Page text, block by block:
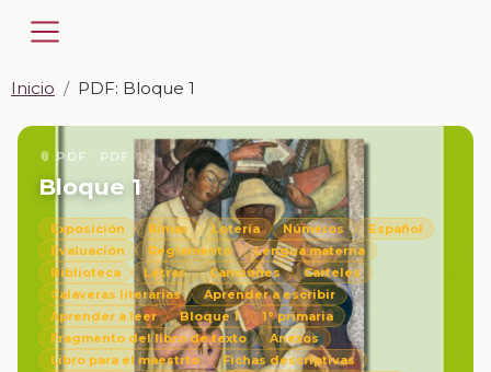
Inicio PDF: Bloque 1
📎 PDF · PDF
Bloque 1
Exposición Rimas Lotería Números
Español
Evaluación
Reglamento
Lengua materna
Biblioteca
Letras Canciones
Carteles
Calaveras literarias
Aprender a escribir
Aprender a leer
Bloque 1
1° primaria
Fragmento del libro de texto
Anexos
Libro para el maestrto
Fichas descriptivas